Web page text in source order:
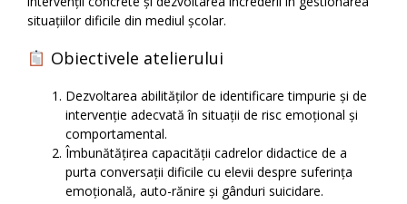
situațiilor dificile din mediul școlar.
Obiectivele atelierului
Dezvoltarea abilităților de identificare timpurie și de
intervenție adecvată în situații de risc emoțional și
comportamental.
Îmbunătățirea capacității cadrelor didactice de a
purta conversații dificile cu elevii despre suferința
emoțională, auto-rănire și gânduri suicidare.